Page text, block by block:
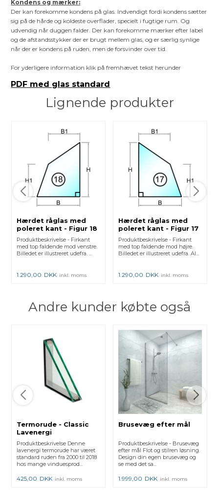
Kondens og mærker:
Der kan forekomme kondens på glas. Indvendigt fordi kondens sætter
sig på de hårde og koldeste overflader, specielt i fugtige rum. Og
udvendig når duggen falder. Der kan forekomme mærker efter label
og de afstandsstykker der er brugt mellem glas, og er særlig synlige
når der er kondens på ruden, men de forsvinder over tid.
For yderligere information klik på fremhævet tekst herunder
PDF med glas standard
Lignende produkter
Hærdet råglas med
poleret kant - Figur 18
Produktbeskrivelse - Firkant
med top faldende mod venstre.
Billedet er illustreret udefra. ...
1.290,00 DKK inkl. moms
Hærdet råglas med
poleret kant - Figur 17
Produktbeskrivelse - Firkant
med top faldende mod højre.
Billedet er illustreret udefra. Al...
1.290,00 DKK inkl. moms
Andre kunder købte også
Termorude - Classic
Lavenergi
Produktbeskrivelse Denne
lavenergi termorude har været
standard ruden fra 2000 til 2018
hos mange vinduesprod...
425,00 DKK inkl. moms
Brusevæg efter mål
Produktbeskrivelse - Brusevæg
efter mål Flot og stilren løsning.
Design din egen brusevæg og
se med det sa...
1.999,00 DKK inkl. moms